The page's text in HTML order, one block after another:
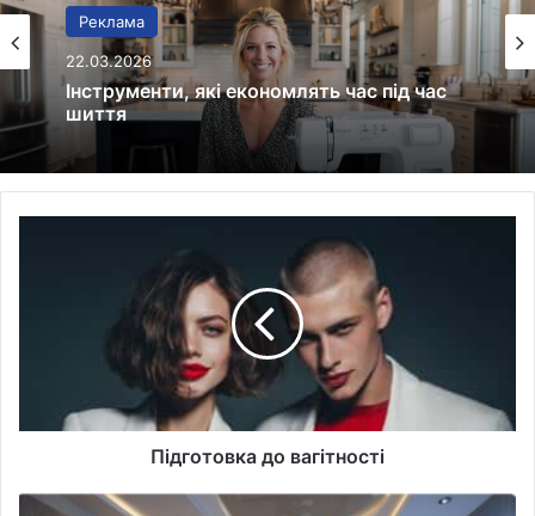
Реклама
22.03.2026
Інструменти, які економлять час під час
Реклама
20.03.2026
Протипожежна безпека без
формальностей: як зібрати працюючу
систему на об’єкті
Підготовка до вагітності
Яка